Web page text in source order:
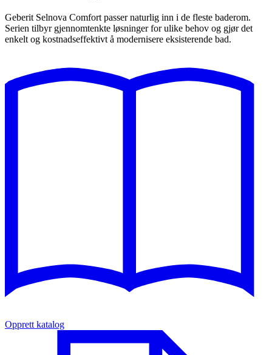
Geberit Selnova Comfort passer naturlig inn i de fleste baderom.
Serien tilbyr gjennomtenkte løsninger for ulike behov og gjør det
enkelt og kostnadseffektivt å modernisere eksisterende bad.
Opprett katalog